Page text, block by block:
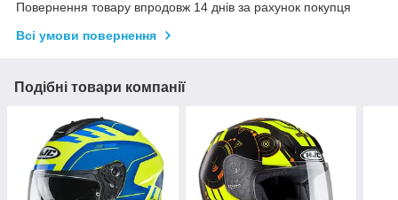
Повернення товару впродовж 14 днів за рахунок покупця
Всі умови повернення
Подібні товари компанії